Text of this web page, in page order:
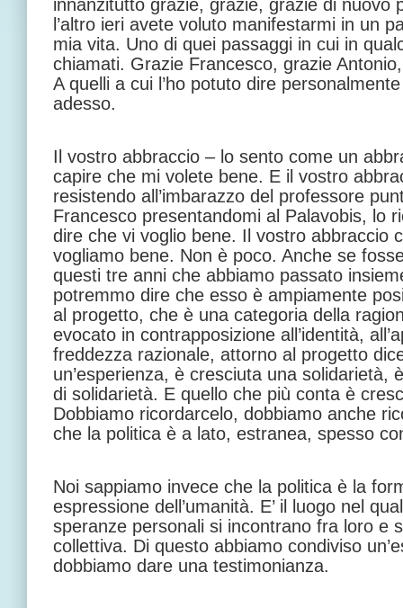
innanzitutto grazie, grazie, grazie di nuovo
l’altro ieri avete voluto manifestarmi in un
mia vita. Uno di quei passaggi in cui in
chiamati. Grazie Francesco, grazie
A quelli a cui l’ho potuto dire
adesso.
Il vostro abbraccio – lo sento come un
capire che mi volete bene. E il vostro
resistendo all’imbarazzo del professore
Francesco presentandomi al Palavobis, lo
dire che vi voglio bene. Il vostro abbraccio
vogliamo bene. Non è poco. Anche se
questi tre anni che abbiamo passato
potremmo dire che esso è ampiamente
al progetto, che è una categoria della
evocato in contrapposizione all’identità,
freddezza razionale, attorno al progetto
un’esperienza, è cresciuta una solidarietà,
di solidarietà. E quello che più conta è
Dobbiamo ricordarcelo, dobbiamo anche
che la politica è a lato, estranea, spesso
Noi sappiamo invece che la politica è la
espressione dell’umanità. E’ il luogo nel
speranze personali si incontrano fra loro e
collettiva. Di questo abbiamo condiviso
dobbiamo dare una testimonianza.